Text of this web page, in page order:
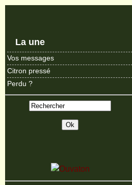
La une
Vos messages
Citron pressé
Perdu ?